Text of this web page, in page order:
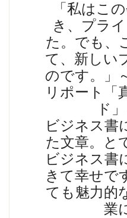
「私はこ
き、プラ
た。でも、
て、新しい
のです。」
リポート「
ド
ビジネス書
た文章。と
ビジネス書
きて幸せで
ても魅力的
業